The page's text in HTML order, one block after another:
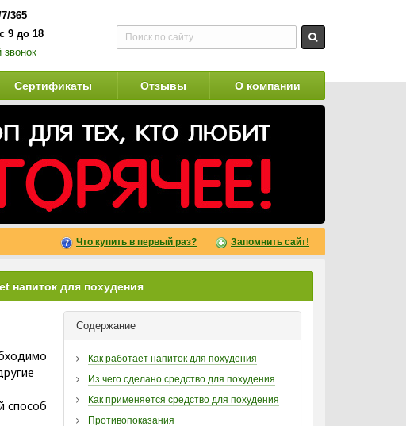
365
9 до 18
звонок
Сертификаты Отзывы О компании
Что купить в первый раз? Запомнить сайт!
напиток для похудения
Содержание
Как работает напиток для похудения
Из чего сделано средство для похудения
Как применяется средство для похудения
Противопоказания
способ